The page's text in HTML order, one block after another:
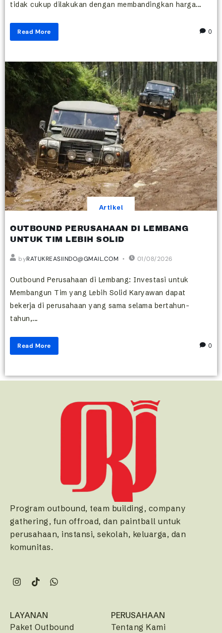
tidak cukup dilakukan dengan membandingkan harga...
Read More 0
Artikel
OUTBOUND PERUSAHAAN DI LEMBANG
UNTUK TIM LEBIH SOLID
byRATUKREASIINDO@GMAIL.COM 01/08/2026
Outbound Perusahaan di Lembang: Investasi untuk
Membangun Tim yang Lebih Solid Karyawan dapat
bekerja di perusahaan yang sama selama bertahun-
tahun,...
Read More 0
Program outbound, team building, company
gathering, fun offroad, dan paintball untuk
perusahaan, instansi, sekolah, keluarga, dan
komunitas.
LAYANAN
Paket Outbound
PERUSAHAAN
Tentang Kami